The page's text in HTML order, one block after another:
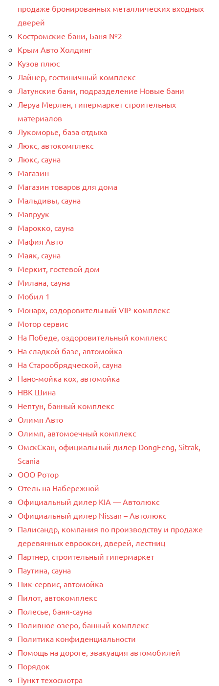
продаже бронированных металлических входных
дверей
Костромские бани, Баня №2
Крым Авто Холдинг
Кузов плюс
Лайнер, гостиничный комплекс
Латунские бани, подразделение Новые бани
Леруа Мерлен, гипермаркет строительных
материалов
Лукоморье, база отдыха
Люкс, автокомплекс
Люкс, сауна
Магазин
Магазин товаров для дома
Мальдивы, сауна
Мапруук
Марокко, сауна
Мафия Авто
Маяк, сауна
Меркит, гостевой дом
Милана, сауна
Мобил 1
Монарх, оздоровительный VIP-комплекс
Мотор сервис
На Победе, оздоровительный комплекс
На сладкой базе, автомойка
На Старообрядческой, сауна
Нано-мойка кох, автомойка
НВК Шина
Нептун, банный комплекс
Олимп Авто
Олимп, автомоечный комплекс
ОмскСкан, официальный дилер DongFeng, Sitrak,
Scania
ООО Ротор
Отель на Набережной
Официальный дилер KIA — Автолюкс
Официальный дилер Nissan – Автолюкс
Палисандр, компания по производству и продаже
деревянных евроокон, дверей, лестниц
Партнер, строительный гипермаркет
Паутина, сауна
Пик-сервис, автомойка
Пилот, автокомплекс
Полесье, баня-сауна
Поливное озеро, банный комплекс
Политика конфиденциальности
Помощь на дороге, эвакуация автомобилей
Порядок
Пункт техосмотра